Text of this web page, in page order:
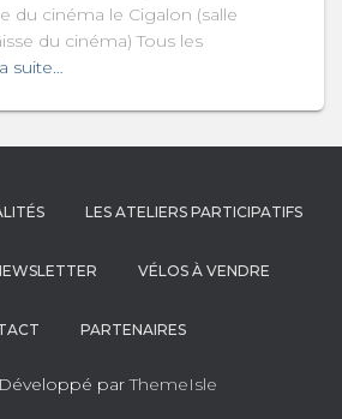
du cinéma le Cigalon (salle
du cinéma) Tous les
suite…
LES ATELIERS PARTICIPATIFS
VÉLOS À VENDRE
PARTENAIRES
parThemeIsle